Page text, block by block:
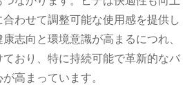
わせて調整可能な使用感を提供し
志向と環境意識が高まるにつれ、
ており、特に持続可能で革新的なバ
高まっています。